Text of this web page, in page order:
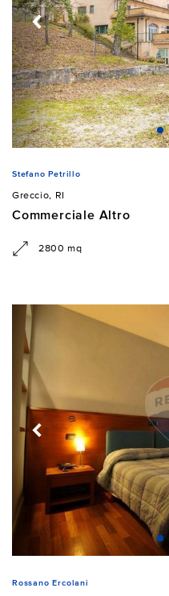
Stefano Petrillo
Greccio, RI
Commerciale Altro
2800 mq
Rossano Ercolani